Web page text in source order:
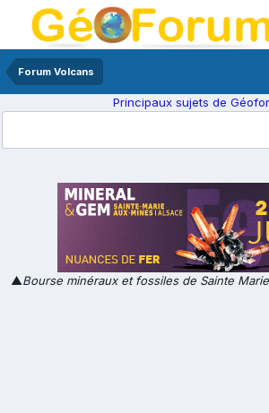
Forum Volcans
Principaux sujets de
▲Bourse minéraux et fossiles de Sainte